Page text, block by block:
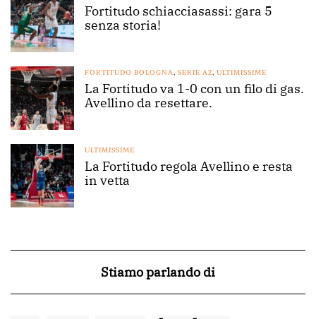
Fortitudo schiacciasassi: gara 5
senza storia!
FORTITUDO BOLOGNA, SERIE A2, ULTIMISSIME
La Fortitudo va 1-0 con un filo di gas.
Avellino da resettare.
ULTIMISSIME
La Fortitudo regola Avellino e resta
in vetta
Stiamo parlando di